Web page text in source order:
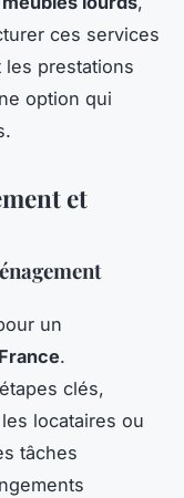
ces services
les prestations
option qui
et
un
.
clés,
locataires ou
tâches